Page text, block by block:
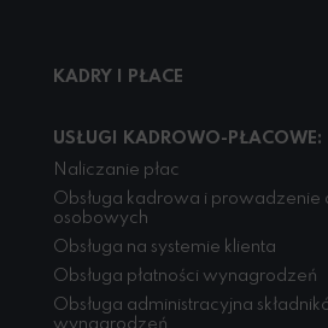
KADRY I PŁACE
USŁUGI KADROWO-PŁACOWE:
Naliczanie płac
Obsługa kadrowa i prowadzenie
osobowych
Obsługa na systemie klienta
Obsługa płatności wynagrodzeń
Obsługa administracyjna
wynagrodzeń